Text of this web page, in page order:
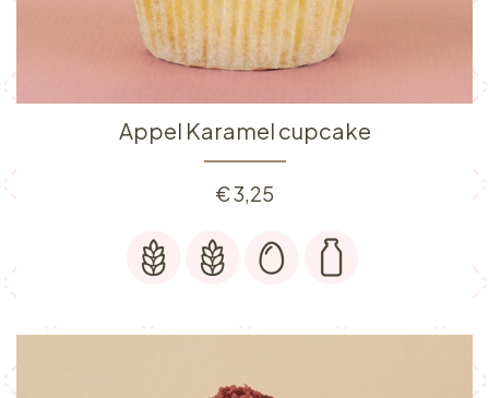
Appel Karamel cupcake
€3,25